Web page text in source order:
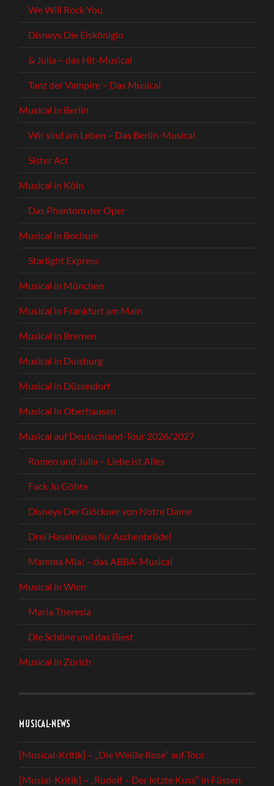
We Will Rock You
Disneys Die Eiskönigin
& Julia – das Hit-Musical
Tanz der Vampire – Das Musical
Musical in Berlin
Wir sind am Leben – Das Berlin-Musical
Sister Act
Musical in Köln
Das Phantom der Oper
Musical in Bochum
Starlight Express
Musical in München
Musical in Frankfurt am Main
Musical in Bremen
Musical in Duisburg
Musical in Düsseldorf
Musical in Oberhausen
Musical auf Deutschland-Tour 2026/2027
Romeo und Julia – Liebe ist Alles
Fack Ju Göhte
Disneys Der Glöckner von Notre Dame
Drei Haselnüsse für Aschenbrödel
Mamma Mia! – das ABBA-Musical
Musical in Wien
Maria Theresia
Die Schöne und das Biest
Musical in Zürich
MUSICAL-NEWS
[Musical-Kritik] – „Die Weiße Rose“ auf Tour
[Musial-Kritik] – „Rudolf – Der letzte Kuss“ in Füssen